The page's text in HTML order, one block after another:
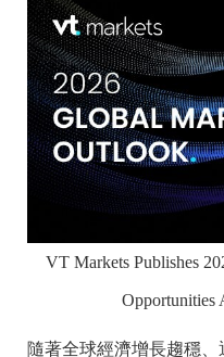
VT Markets Publishes
Opportunities
隨著全球經濟增長趨穩